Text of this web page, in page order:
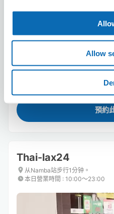
Allow
可保管的行李數
8/8六 8/9日 8/10一 8/
預約
Thai-lax24
从Namba站步行1分钟。
本日營業時間 : 10:00〜23:00